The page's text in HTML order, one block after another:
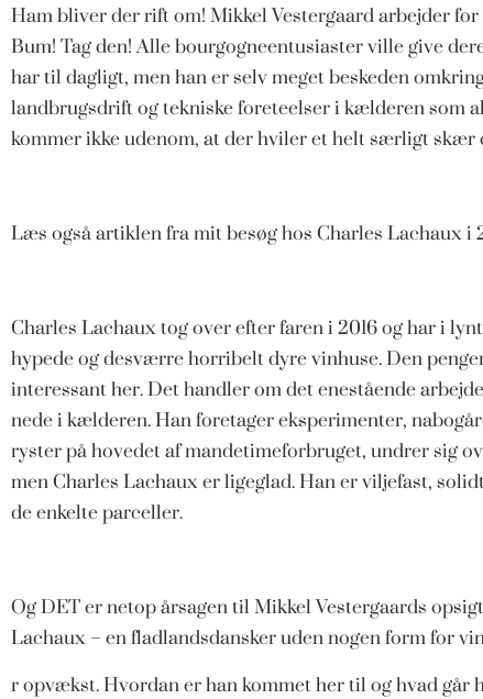
Ham bliver der rift om! Mikkel Vestergaard arbejder
Bum! Tag den! Alle bourgogneentusiaster ville give
har til dagligt, men han er selv meget beskeden
landbrugsdrift og tekniske foreteelser i kælderen som
kommer ikke udenom, at der hviler et helt særligt skær
Læs også artiklen fra mit besøg hos Charles Lachaux i
Charles Lachaux tog over efter faren i 2016 og har i
hypede og desværre horribelt dyre vinhuse. Den
interessant her. Det handler om det enestående
nede i kælderen. Han foretager eksperimenter,
ryster på hovedet af mandetimeforbruget, undrer sig
men Charles Lachaux er ligeglad. Han er viljefast,
de enkelte parceller.
Og DET er netop årsagen til Mikkel Vestergaards
Lachaux – en fladlandsdansker uden nogen form for
r opvækst. Hvordan er han kommet her til og hvad går